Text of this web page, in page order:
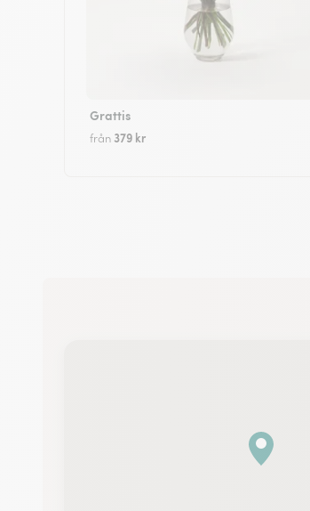
Grattis
från 379 kr